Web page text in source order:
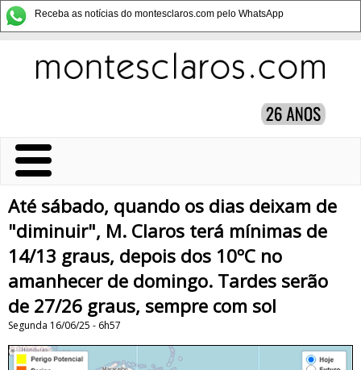
Receba as notícias do montesclaros.com pelo WhatsApp
Até sábado, quando os dias deixam de
"diminuir", M. Claros terá mínimas de
14/13 graus, depois dos 10ºC no
amanhecer de domingo. Tardes serão
de 27/26 graus, sempre com sol
Segunda 16/06/25 - 6h57